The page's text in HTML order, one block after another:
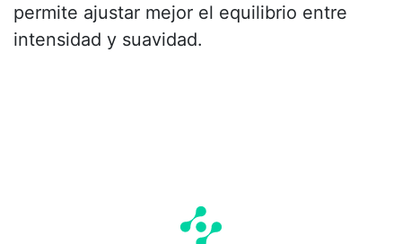
permite ajustar mejor el equilibrio entre
intensidad y suavidad.